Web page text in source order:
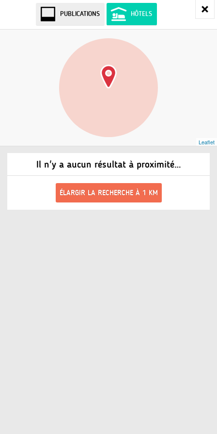
PUBLICATIONS HÔTELS
Il n'y a aucun résultat à proximité…
ÉLARGIR LA RECHERCHE À 1 KM
Leaflet